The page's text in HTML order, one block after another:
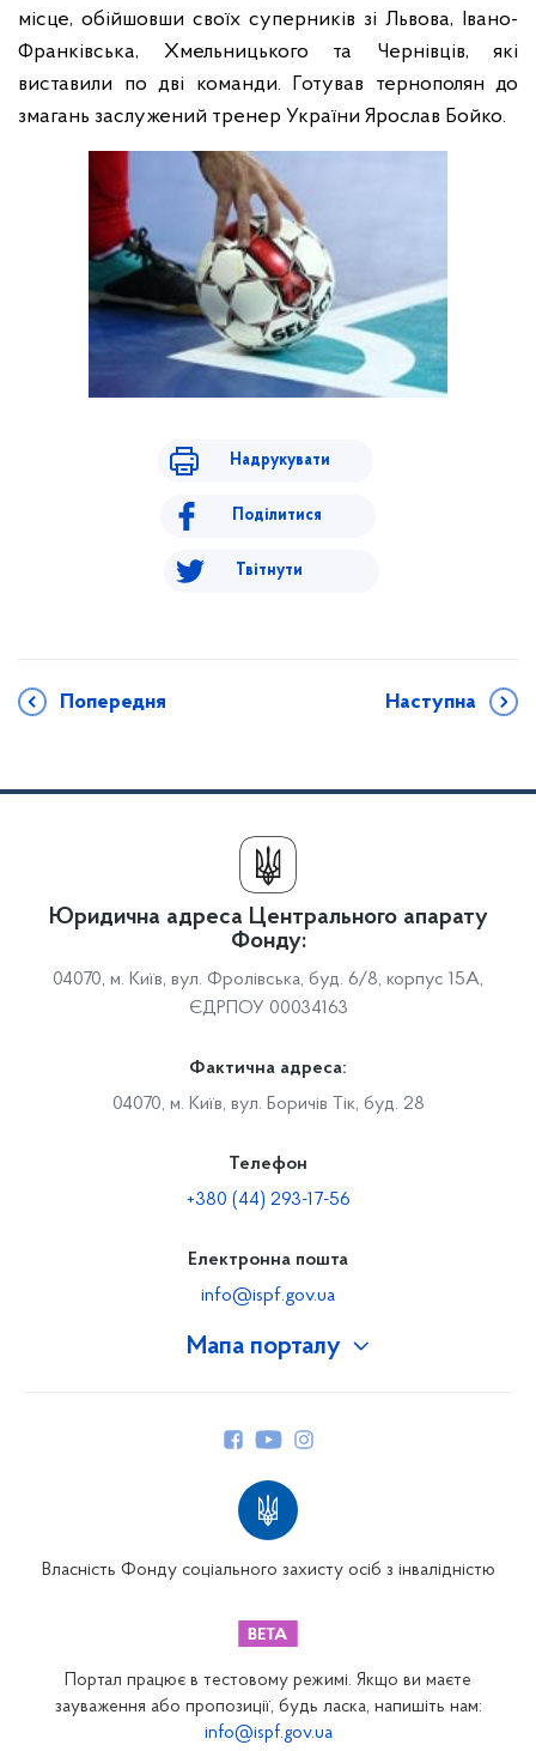
місце, обійшовши своїх суперників зі Львова, Івано-
Франківська, Хмельницького та Чернівців, які
виставили по дві команди. Готував тернополян до
змагань заслужений тренер України Ярослав Бойко.
Надрукувати
Поділитися
Твітнути
Попередня Наступна
Мапа порталу
Закарпатське відділення
Запорізьке відділення
Юридична адреса Центрального апарату
Фонду:
04070, м. Київ, вул. Фролівська, буд. 6/8, корпус 15А,
ЄДРПОУ 00034163
Фактична адреса:
04070, м. Київ, вул. Боричів Тік, буд. 28
Телефон
+380 (44) 293-17-56
Електронна пошта
info@ispf.gov.ua
Власність Фонду соціального захисту осіб з інвалідністю
Портал працює в тестовому режимі. Якщо ви маєте
зауваження або пропозиції, будь ласка, напишіть нам:
info@ispf.gov.ua